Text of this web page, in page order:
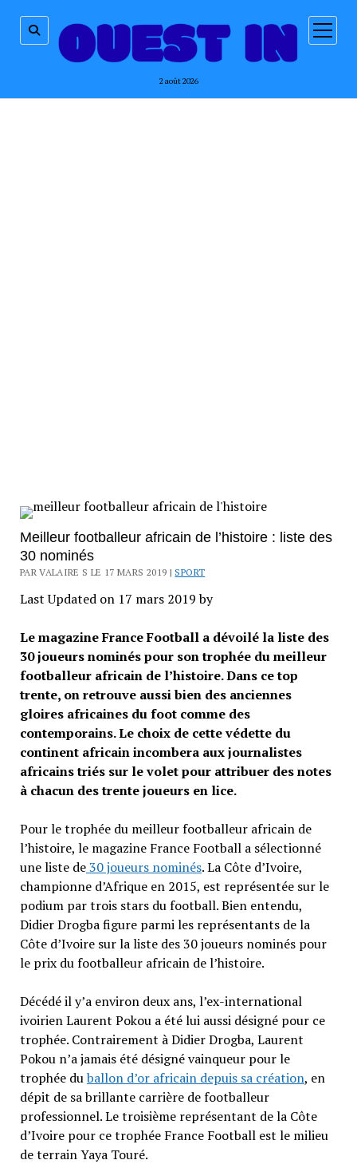
2 août 2026
ouvrir
menu
Meilleur footballeur africain de l’histoire : liste des
30 nominés
PAR VALAIRE S LE 17 MARS 2019 | SPORT
Last Updated on 17 mars 2019 by
Le magazine France Football a dévoilé la liste des
30 joueurs nominés pour son trophée du meilleur
footballeur africain de l’histoire. Dans ce top
trente, on retrouve aussi bien des anciennes
gloires africaines du foot comme des
contemporains. Le choix de cette védette du
continent africain incombera aux journalistes
africains triés sur le volet pour attribuer des notes
à chacun des trente joueurs en lice.
Pour le trophée du meilleur footballeur africain de
l’histoire, le magazine France Football a sélectionné
une liste de30 joueurs nominés. La Côte d’Ivoire,
championne d’Afrique en 2015, est représentée sur le
podium par trois stars du football. Bien entendu,
Didier Drogba figure parmi les représentants de la
Côte d’Ivoire sur la liste des 30 joueurs nominés pour
le prix du footballeur africain de l’histoire.
Décédé il y’a environ deux ans, l’ex-international
ivoirien Laurent Pokou a été lui aussi désigné pour ce
trophée. Contrairement à Didier Drogba, Laurent
Pokou n’a jamais été désigné vainqueur pour le
trophée duballon d’or africain depuis sa création, en
dépit de sa brillante carrière de footballeur
professionnel. Le troisième représentant de la Côte
d’Ivoire pour ce trophée France Football est le milieu
de terrain Yaya Touré.